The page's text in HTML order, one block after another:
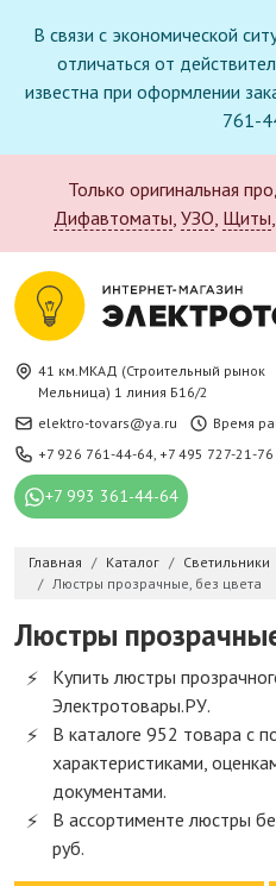
В связи с экономической
отличаться от
известна при оформлении
761-
Только оригинальная
Дифавтоматы, УЗО, Щиты,
41 км.МКАД (Строительный рынок
Мельница) 1 линия Б16/2
elektro-tovars@ya.ru
Время
+7 926 761-44-64, +7 495 727-21-76
+7 993 361-44-64
Главная Каталог Светильники
Люстры прозрачные, без цвета
Люстры
Купить люстры
Электротовары.РУ.
В каталоге 952 товара с
характеристиками,
документами.
В ассортименте люстры
руб.